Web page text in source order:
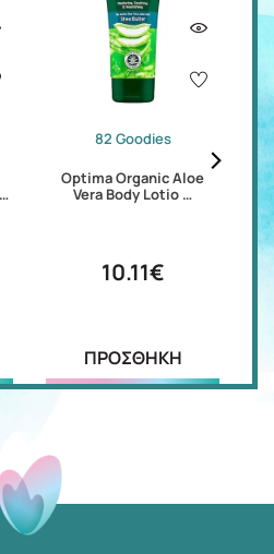
82 Goodies
Optima Organic Aloe
Vera Body Lotio …
10.11€
ΠΡΟΣΘΗΚΗ